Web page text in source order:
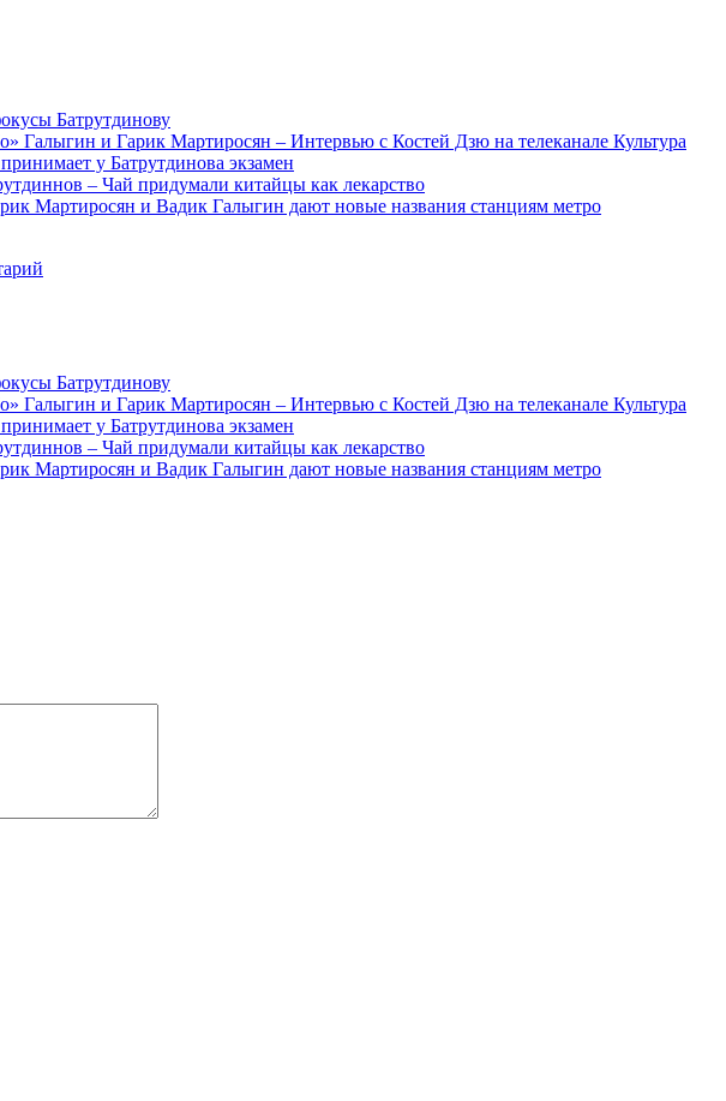
Батрутдинову
Галыгин и Гарик Мартиросян – Интервью с Костей Дзю на телеканале Культура
у Батрутдинова экзамен
– Чай придумали китайцы как лекарство
Мартиросян и Вадик Галыгин дают новые названия станциям метро
Батрутдинову
Галыгин и Гарик Мартиросян – Интервью с Костей Дзю на телеканале Культура
у Батрутдинова экзамен
– Чай придумали китайцы как лекарство
Мартиросян и Вадик Галыгин дают новые названия станциям метро